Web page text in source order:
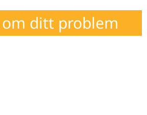
om ditt problem